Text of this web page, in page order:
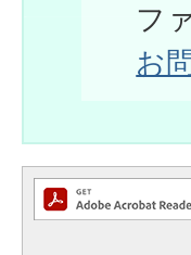
フ
お